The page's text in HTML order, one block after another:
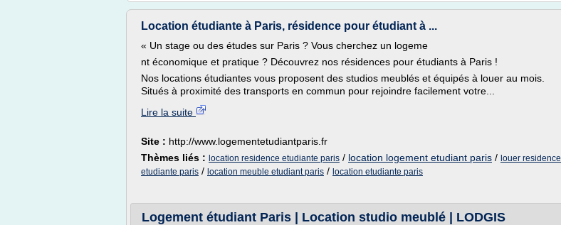
Location étudiante à Paris, résidence pour étudiant à ...
« Un stage ou des études sur Paris ? Vous cherchez un logeme
nt économique et pratique ? Découvrez nos résidences pour étudiants à Paris !
Nos locations étudiantes vous proposent des studios meublés et équipés à louer au mois.
Situés à proximité des transports en commun pour rejoindre facilement votre...
Lire la suite
Site : http://www.logementetudiantparis.fr
Thèmes liés : location residence etudiante paris / location logement etudiant paris / louer residence
etudiante paris / location meuble etudiant paris / location etudiante paris
Logement étudiant Paris | Location studio meublé | LODGIS